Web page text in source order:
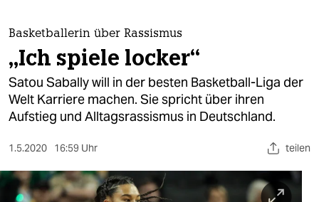
themen
politik
öko
gesellschaft
sport
Basketballerin über Rassismus
„Ich spiele locker“
Satou Sabally will in der besten Basketball-Liga der
Welt Karriere machen. Sie spricht über ihren
Aufstieg und Alltagsrassismus in Deutschland.
1.5.2020 16:59 Uhr teilen